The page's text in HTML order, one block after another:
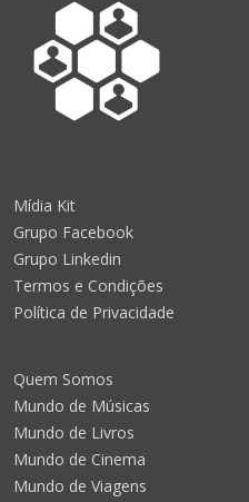
Mídia Kit
Grupo Facebook
Grupo Linkedin
Termos e Condições
Política de Privacidade
Quem Somos
Mundo de Músicas
Mundo de Livros
Mundo de Cinema
Mundo de Viagens